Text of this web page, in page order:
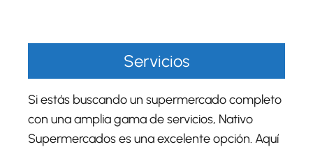
Servicios
Si estás buscando un supermercado completo
con una amplia gama de servicios, Nativo
Supermercados es una excelente opción. Aquí